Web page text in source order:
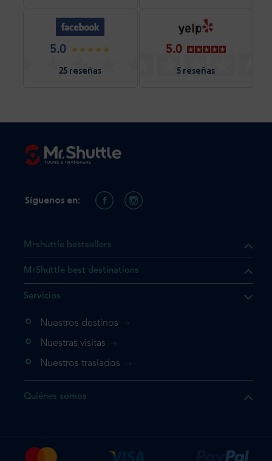
5.0
25 reseñas
5.0
5 reseñas
el producto que busca ya
vaya directamente a su
su reserva.
una vez
Mrshuttle bestsellers
MrShuttle best destinations
Servicios
Nuestros destinos
Nuestras visitas
Nuestros traslados
Quiénes somos
Síguenos en: